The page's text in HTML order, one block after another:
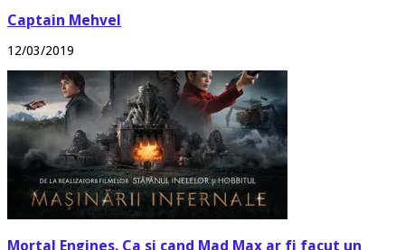
Captain Mehvel
12/03/2019
Mortal Engines. Ca si cand Mad Max ar fi facut un